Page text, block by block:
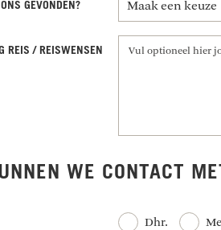
GEVONDEN?
REIS / REISWENSEN
WE CONTACT
Dhr.